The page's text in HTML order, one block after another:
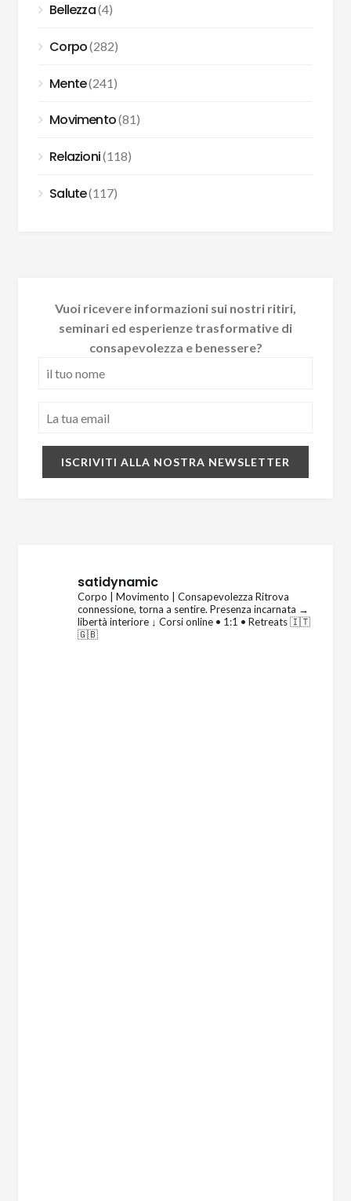
Bellezza(4)
Corpo(282)
Mente(241)
Movimento(81)
Relazioni(118)
Salute(117)
Vuoi ricevere informazioni sui nostri ritiri,
seminari ed esperienze trasformative di
consapevolezza e benessere?
satidynamic
Corpo | Movimento | Consapevolezza Ritrova
connessione, torna a sentire. Presenza incarnata →
libertà interiore↓ Corsi online • 1:1 • Retreats 🇮🇹
🇬🇧